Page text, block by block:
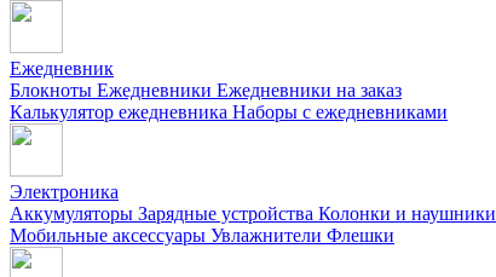
Ежедневник
Блокноты Ежедневники Ежедневники на заказ
Калькулятор ежедневника Наборы с ежедневниками
Электроника
Аккумуляторы Зарядные устройства Колонки и наушники
Мобильные аксессуары Увлажнители Флешки